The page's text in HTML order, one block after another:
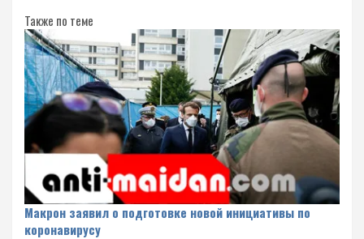
Также по теме
Макрон заявил о подготовке новой инициативы по
коронавирусу